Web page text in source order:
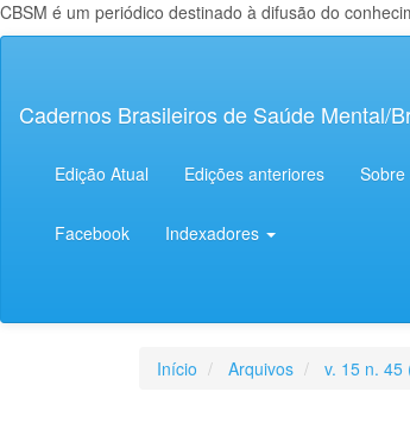
CBSM é um periódico destinado à difusão do
principal
Lateral
Cadernos Brasileiros de Saúde Mental/
Edição Atual Edições anteriores Sobre
Facebook Indexadores
Início Arquivos v. 15 n. 45